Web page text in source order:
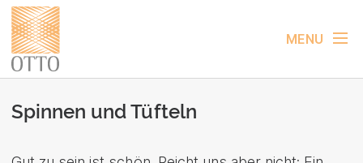
MENU
Spinnen und Tüfteln